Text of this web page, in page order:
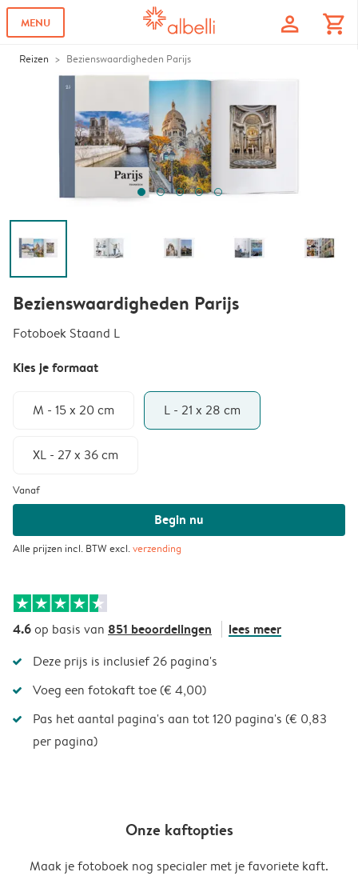
MENU profile shopping_cart
Reizen Bezienswaardigheden Parijs
Bezienswaardigheden Parijs
Fotoboek Staand L
Kies je formaat
M - 15 x 20 cm L - 21 x 28 cm
XL - 27 x 36 cm
Vanaf
Begin nu
Alle prijzen incl. BTW excl.verzending
4.6op basis van 851 beoordelingen lees meer
Deze prijs is inclusief 26 pagina's
Voeg een fotokaft toe (€ 4,00)
Pas het aantal pagina's aan tot 120 pagina's (€ 0,83
per pagina)
Onze kaftopties
Maak je fotoboek nog specialer met je favoriete kaft.